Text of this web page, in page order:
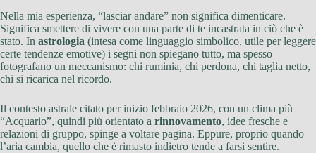
Nella mia esperienza, “lasciar andare” non significa dimenticare.
Significa smettere di vivere con una parte di te incastrata in ciò che è
stato. In astrologia (intesa come linguaggio simbolico, utile per leggere
certe tendenze emotive) i segni non spiegano tutto, ma spesso
fotografano un meccanismo: chi ruminia, chi perdona, chi taglia netto,
chi si ricarica nel ricordo.
Il contesto astrale citato per inizio febbraio 2026, con un clima più
“Acquario”, quindi più orientato a rinnovamento, idee fresche e
relazioni di gruppo, spinge a voltare pagina. Eppure, proprio quando
l’aria cambia, quello che è rimasto indietro tende a farsi sentire.